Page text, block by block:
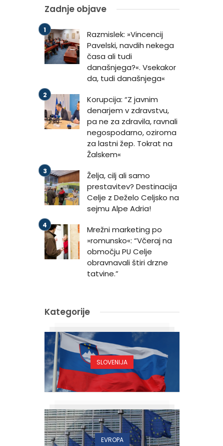
Zadnje objave
Razmislek: »Vincencij
Pavelski, navdih nekega
časa ali tudi
današnjega?«. Vsekakor
da, tudi današnjega«
Korupcija: “Z javnim
denarjem v zdravstvu,
pa ne za zdravila, ravnali
negospodarno, oziroma
za lastni žep. Tokrat na
Žalskem«
Želja, cilj ali samo
prestavitev? Destinacija
Celje z Deželo Celjsko na
sejmu Alpe Adria!
Mrežni marketing po
»romunsko«: “Včeraj na
območju PU Celje
obravnavali štiri drzne
tatvine.”
Kategorije
SLOVENIJA
EVROPA